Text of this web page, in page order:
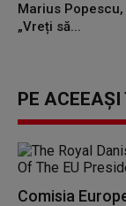
Marius
„Vreți să...
PE
Comisia